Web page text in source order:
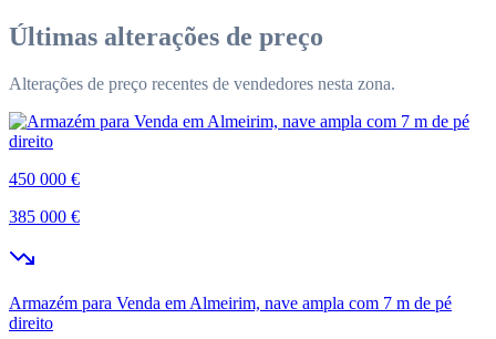
Últimas alterações de preço
Alterações de preço recentes de vendedores nesta zona.
450 000 €
385 000 €
Armazém para Venda em Almeirim, nave ampla com 7 m de pé
direito